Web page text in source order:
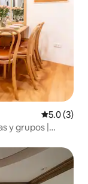
5.0 (3)
y grupos |